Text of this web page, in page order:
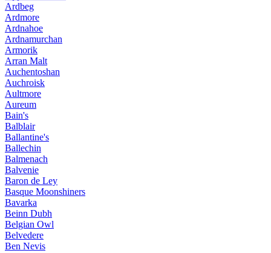
Ardbeg
Ardmore
Ardnahoe
Ardnamurchan
Armorik
Arran Malt
Auchentoshan
Auchroisk
Aultmore
Aureum
Bain's
Balblair
Ballantine's
Ballechin
Balmenach
Balvenie
Baron de Ley
Basque Moonshiners
Bavarka
Beinn Dubh
Belgian Owl
Belvedere
Ben Nevis